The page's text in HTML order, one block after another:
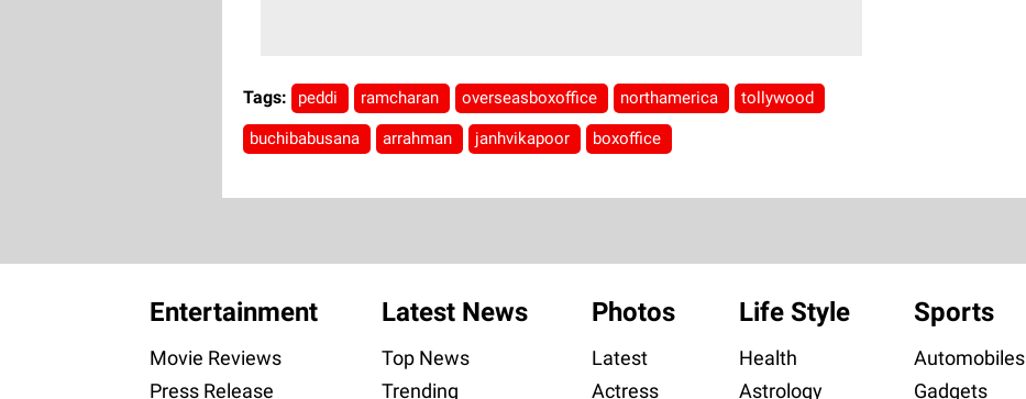
Tags: peddi ramcharan overseasboxoffice northamerica tollywood
buchibabusana arrahman janhvikapoor boxoffice
Entertainment
Movie Reviews
Press Release
Latest News
Top News
Trending
Photos
Latest
Actress
Life Style
Health
Astrology
Sports
Automobiles
Gadgets